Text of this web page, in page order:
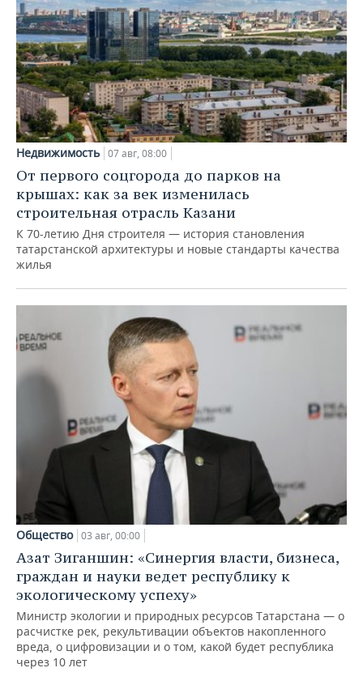
Недвижимость 07 авг, 08:00
От первого соцгорода до парков на
крышах: как за век изменилась
строительная отрасль Казани
К 70-летию Дня строителя — история становления
татарстанской архитектуры и новые стандарты качества
жилья
Общество 03 авг, 00:00
Азат Зиганшин: «Синергия власти, бизнеса,
граждан и науки ведет республику к
экологическому успеху»
Министр экологии и природных ресурсов Татарстана — о
расчистке рек, рекультивации объектов накопленного
вреда, о цифровизации и о том, какой будет республика
через 10 лет